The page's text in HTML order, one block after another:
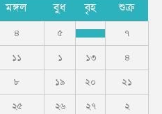
মঙ্গল বুধ বৃহ শুক্র
৪ ৫ ৭
১১ ১ ১৩ ৪
৮ ১৯ ২০ ২১
২৫ ২৬ ২৭ ২